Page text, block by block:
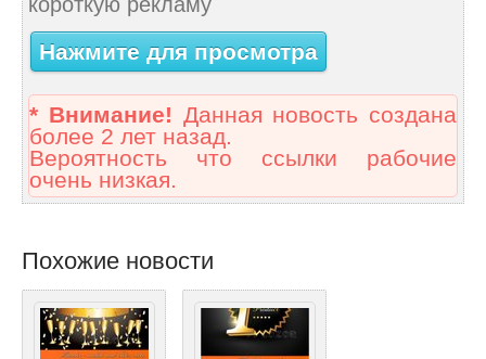
Нажмите для просмотра
* Внимание! Данная новость создана
более 2 лет назад.
Вероятность что ссылки рабочие
очень низкая.
Похожие новости